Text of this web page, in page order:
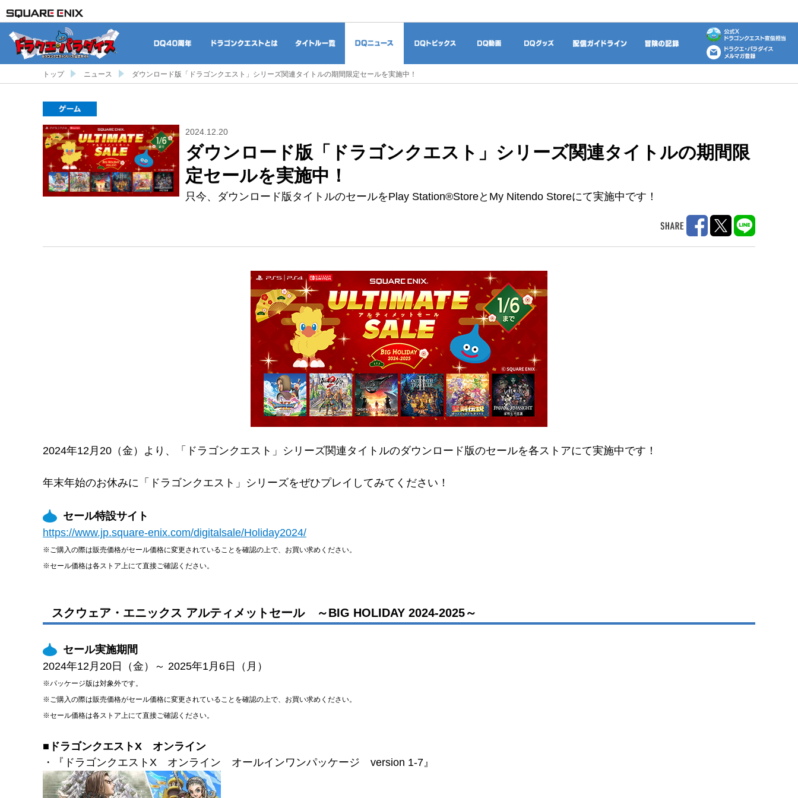
冒険の記録
トップ ニュース ダウンロード版「ドラゴンクエスト」シリーズ関連タイトルの期間限定セールを実施中！
2024.12.20
ダウンロード版「ドラゴンクエスト」シリーズ関連タイトルの期間限
定セールを実施中！
只今、ダウンロード版タイトルのセールをPlay Station®StoreとMy Nitendo Storeにて実施中です！
2024年12月20（金）より、「ドラゴンクエスト」シリーズ関連タイトルのダウンロード版のセールを各ストアにて実施中です！
年末年始のお休みに「ドラゴンクエスト」シリーズをぜひプレイしてみてください！
セール特設サイト
https://www.jp.square-enix.com/digitalsale/Holiday2024/
※ご購入の際は販売価格がセール価格に変更されていることを確認の上で、お買い求めください。
※セール価格は各ストア上にて直接ご確認ください。
スクウェア・エニックス アルティメットセール ～BIG HOLIDAY 2024-2025～
セール実施期間
2024年12月20日（金）～ 2025年1月6日（月）
※パッケージ版は対象外です。
※ご購入の際は販売価格がセール価格に変更されていることを確認の上で、お買い求めください。
※セール価格は各ストア上にて直接ご確認ください。
■ドラゴンクエストX オンライン
・『ドラゴンクエストX オンライン オールインワンパッケージ version 1-7』